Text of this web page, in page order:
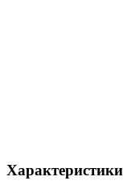
Характеристики